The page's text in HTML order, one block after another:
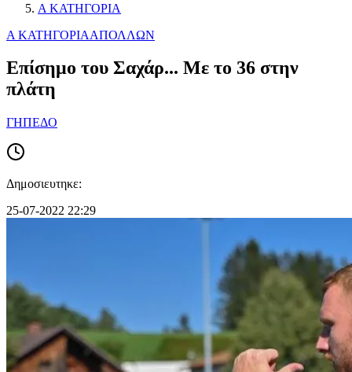
Α ΚΑΤΗΓΟΡΙΑ
Α ΚΑΤΗΓΟΡΙΑΑΠΟΛΛΩΝ
Επίσημο του Σαχάρ... Με το 36 στην
πλάτη
ΓΗΠΕΔΟ
Δημοσιευτηκε:
25-07-2022 22:29